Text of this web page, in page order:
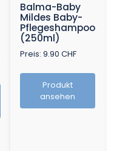
Balma-Baby
Mildes Baby-
Pflegeshampoo
(250ml)
Preis: 9.90 CHF
Produkt
ansehen